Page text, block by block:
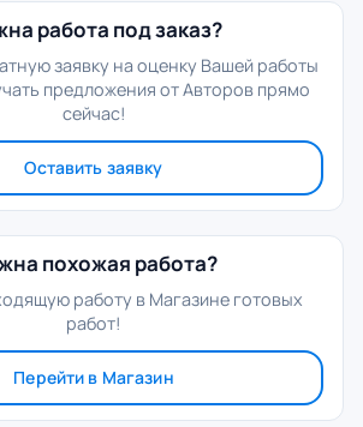
работа под заказ?
заявку на оценку Вашей работы
предложения от Авторов прямо
сейчас!
Оставить заявку
похожая работа?
работу в Магазине готовых
работ!
Перейти в Магазин